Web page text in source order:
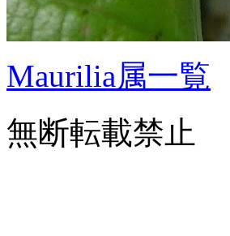
Maurilia属一覧
無断転載禁止